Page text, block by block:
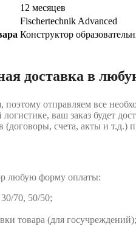
12 месяцев
Fischertechnik Advanced
Конструктор
доставка в
отправляем все
ваш заказ будет
(договоры, счета, акты и
любую форму оплаты:
70, 50/50;
товара (для госучреждений);